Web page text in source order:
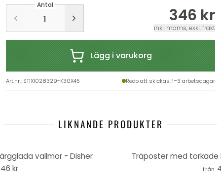
Antal
346 kr
inkl. moms, exkl. frakt
Lägg i varukorg
Art.nr.: ST1X1028329-K30X45 Redo att skickas: 1–3 arbetsdagar
LIKNANDE PRODUKTER
vallmor - Disher
kr
Träposter med
från